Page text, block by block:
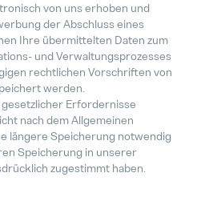
von uns erhoben und
der Abschluss eines
Ihre übermittelten Daten zum
und Verwaltungsprozesses
rechtlichen Vorschriften von
werden.
Erfordernisse
nach dem Allgemeinen
längere Speicherung notwendig
Speicherung in unserer
zugestimmt haben.